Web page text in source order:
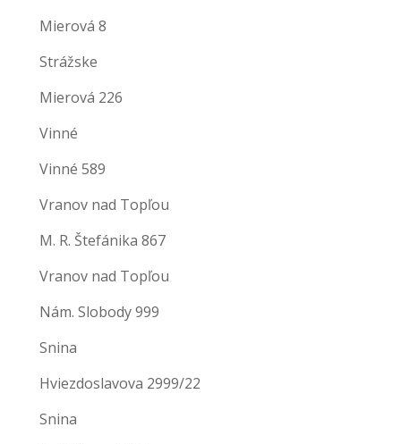
Mierová 8
Strážske
Mierová 226
Vinné
Vinné 589
Vranov nad Topľou
M. R. Štefánika 867
Vranov nad Topľou
Nám. Slobody 999
Snina
Hviezdoslavova 2999/22
Snina